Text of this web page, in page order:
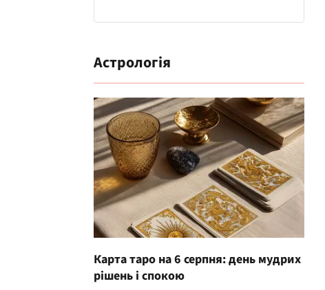
Астрологія
Карта таро на 6 серпня: день мудрих
рішень і спокою